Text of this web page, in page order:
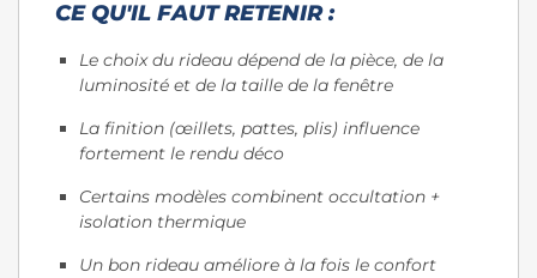
CE QU'IL FAUT RETENIR :
Le choix du rideau dépend de la pièce, de la
luminosité et de la taille de la fenêtre
La finition (œillets, pattes, plis) influence
fortement le rendu déco
Certains modèles combinent occultation +
isolation thermique
Un bon rideau améliore à la fois le confort